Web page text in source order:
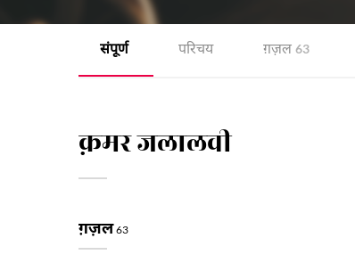
संपूर्ण परिचय ग़ज़ल 63
क़मर जलालवी
ग़ज़ल63